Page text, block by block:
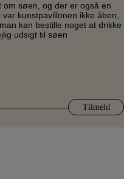
om søen, og der er også en
kunstpavillonen ikke åben,
kan bestille noget at drikke
udsigt til søen